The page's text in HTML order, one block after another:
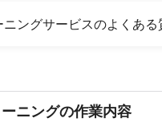
ングサービスのよくある
ニングの作業内容